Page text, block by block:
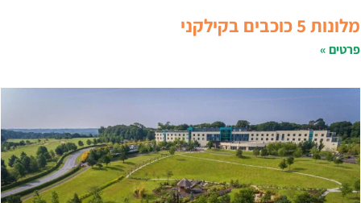
מלונות 5 כוכבים בקילקני
פרטים »